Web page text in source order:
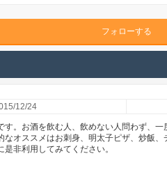
フォローする
12/24
す。お酒を飲む人、飲めない人問わず、
なオススメはお刺身、明太子ピザ、炒飯
非利用してみてください。